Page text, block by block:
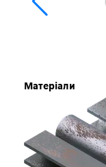
Матеріали